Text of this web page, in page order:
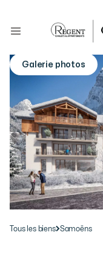
Galerie photos
More photos
Tous les biens Samoëns